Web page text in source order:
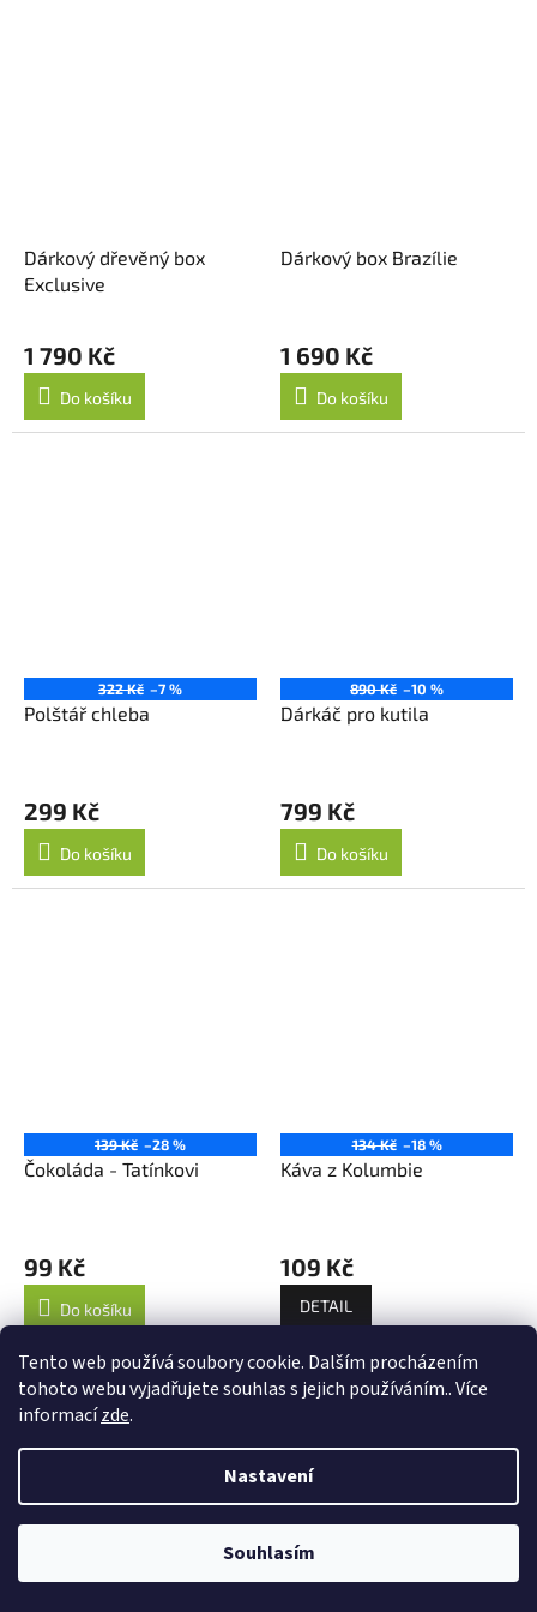
Tento web používá soubory cookie. Dalším procházením
tohoto webu vyjadřujete souhlas s jejich používáním.. Více
informacízde.
Nastavení
Souhlasím
Dárkový dřevěný box
Exclusive
1 790 Kč
Do košíku
Dárkový box Brazílie
1 690 Kč
Do košíku
322 Kč –7 %
Polštář chleba
299 Kč
Do košíku
890 Kč –10 %
Dárkáč pro kutila
799 Kč
Do košíku
139 Kč –28 %
Čokoláda - Tatínkovi
99 Kč
Do košíku
134 Kč –18 %
Káva z Kolumbie
109 Kč
DETAIL